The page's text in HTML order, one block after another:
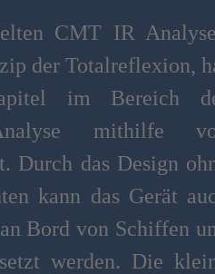
CMT IR
der Totalreflexion,
im Bereich
mithilfe
Durch das Design
kann das Gerät
Bord von Schiffen
werden. Die